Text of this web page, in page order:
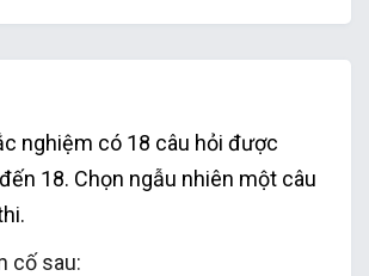
và xanh.
“Lấy được quả bóng màu đỏ
là biến cố chắc chắn.
biến cố đã cho bằng 1.
nghiệm có 18 câu hỏi được
18. Chọn ngẫu nhiên một câu
cố sau: